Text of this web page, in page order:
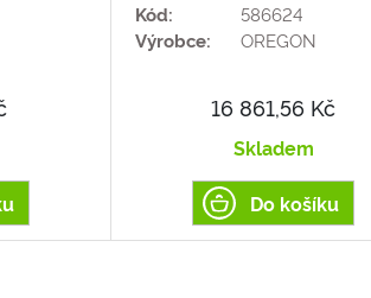
Kód:
586624
Výrobce:
OREGON
16 861,56 Kč
Skladem
Do košíku